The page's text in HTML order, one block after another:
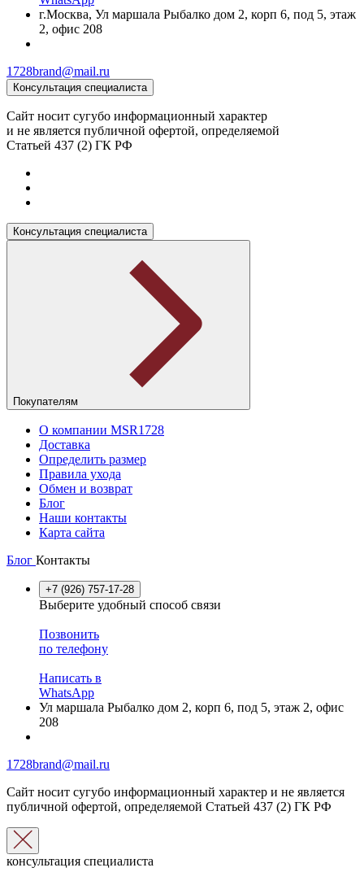
г.Москва, Ул маршала Рыбалко дом 2, корп 6, под 5, этаж
2, офис 208
1728brand@mail.ru
Консультация специалиста
Сайт носит сугубо информационный характер
и не является публичной офертой, определяемой
Статьей 437 (2) ГК РФ
Консультация специалиста
Покупателям
О компании MSR1728
Доставка
Определить размер
Правила ухода
Обмен и возврат
Блог
Наши контакты
Карта сайта
Блог Контакты
+7 (926) 757-17-28
Выберите удобный способ связи
Позвонить
по телефону
Написать в
WhatsApp
Ул маршала Рыбалко дом 2, корп 6, под 5, этаж 2, офис
208
1728brand@mail.ru
Сайт носит сугубо информационный характер и не является
публичной офертой, определяемой Статьей 437 (2) ГК РФ
консультация специалиста